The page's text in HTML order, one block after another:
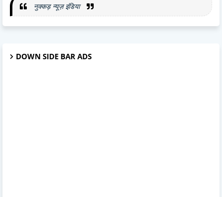
नुक्कड़ न्यूज़ इंडिया
DOWN SIDE BAR ADS